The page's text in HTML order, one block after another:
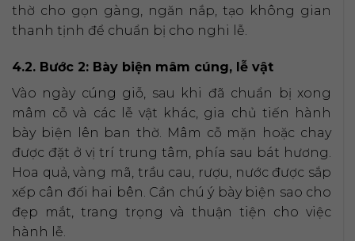
thờ cho gọn gàng, ngăn nắp, tạo không gian
thanh tịnh để chuẩn bị cho nghi lễ.
4.2. Bước 2: Bày biện mâm cúng, lễ vật
Vào ngày cúng giỗ, sau khi đã chuẩn bị xong
mâm cỗ và các lễ vật khác, gia chủ tiến hành
bày biện lên ban thờ. Mâm cỗ mặn hoặc chay
được đặt ở vị trí trung tâm, phía sau bát hương.
Hoa quả, vàng mã, trầu cau, rượu, nước được sắp
xếp cân đối hai bên. Cần chú ý bày biện sao cho
đẹp mắt, trang trọng và thuận tiện cho việc
hành lễ.